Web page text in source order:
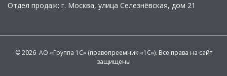
Отдел продаж: г. Москва, улица Селезнёвская, дом 21
© 2026 АО «Группа 1С» (правопреемник «1С»). Все права на сайт
защищены